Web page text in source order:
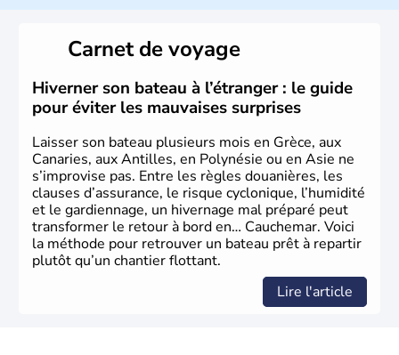
l'invention des Jeux Olympiques en 776 avant J.C. Le 25
mars 1820 sonne le début de la Guerre d'indépendance,
aujourd'hui date de la fête nationale grecque. La Grèce
est définitivement reconnue comme état indépendant à
partir de 1830.
Carnet de voyage
Hiverner son bateau à l’étranger : le guide
pour éviter les mauvaises surprises
Laisser son bateau plusieurs mois en Grèce, aux
Canaries, aux Antilles, en Polynésie ou en Asie ne
s’improvise pas. Entre les règles douanières, les
clauses d’assurance, le risque cyclonique, l’humidité
et le gardiennage, un hivernage mal préparé peut
transformer le retour à bord en… Cauchemar. Voici
la méthode pour retrouver un bateau prêt à repartir
plutôt qu’un chantier flottant.
Lire l'article